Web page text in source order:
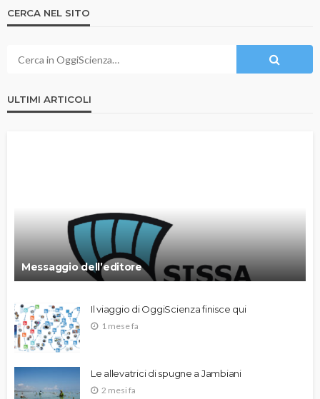
CERCA NEL SITO
ULTIMI ARTICOLI
Messaggio dell’editore
Il viaggio di OggiScienza finisce qui
1 mese fa
Le allevatrici di spugne a Jambiani
2 mesi fa